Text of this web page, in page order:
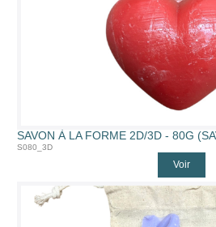
SAVON À LA FORME 2D/3D - 80G
S080_3D
Voir